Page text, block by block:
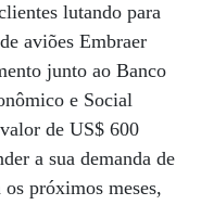
lutando para
aviões Embraer
junto ao Banco
e Social
de US$ 600
a sua demanda de
próximos meses,